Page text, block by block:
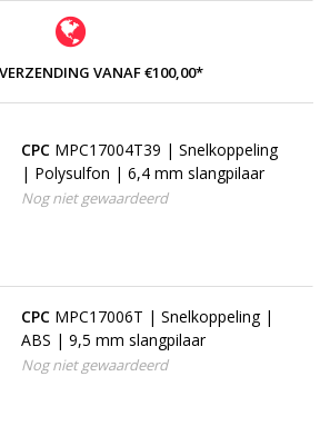
VANAF €100,00*
CPC MPC17004T39 | Snelkoppeling
| Polysulfon | 6,4 mm slangpilaar
Nog niet gewaardeerd
CPC MPC17006T | Snelkoppeling |
ABS | 9,5 mm slangpilaar
Nog niet gewaardeerd